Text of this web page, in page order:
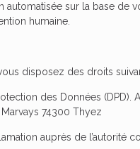
automatisée sur la base
humaine.
disposez des droits
des Données
Marvays 74300 Thyez
auprès de l’autorité